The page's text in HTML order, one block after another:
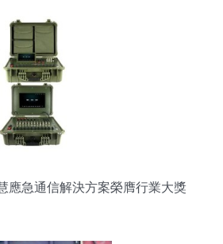
應急通信解決方案榮膺行業大獎